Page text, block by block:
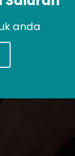
anda